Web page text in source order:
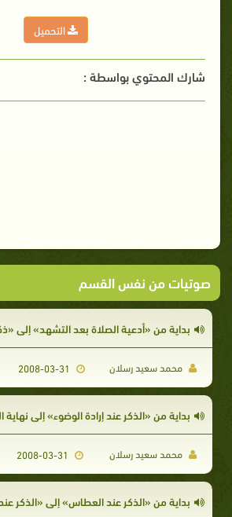
التحميل
شارك المحتوي بواسطة :
صوتيات من نفس القسم
بداية من «أدعية الصلاة بعد التشهد» إلى
محمد سعيد رسلان
بداية من «الذكر عند إرادة الوضوء» إلى نهاية
محمد سعيد رسلان
بداية من «الذكر عند العطاس» إلى «الذكر عند